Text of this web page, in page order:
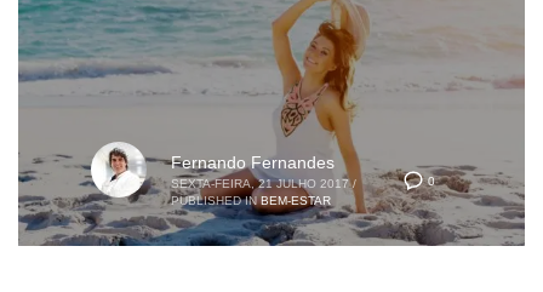
0
Fernando Fernandes
SEXTA-FEIRA, 21 JULHO 2017 /
PUBLISHED IN BEM-ESTAR